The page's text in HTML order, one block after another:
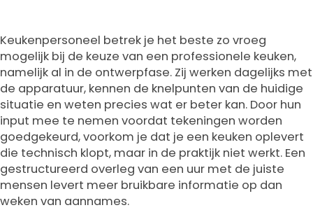
Keukenpersoneel betrek je het beste zo vroeg
mogelijk bij de keuze van een professionele keuken,
namelijk al in de ontwerpfase. Zij werken dagelijks met
de apparatuur, kennen de knelpunten van de huidige
situatie en weten precies wat er beter kan. Door hun
input mee te nemen voordat tekeningen worden
goedgekeurd, voorkom je dat je een keuken oplevert
die technisch klopt, maar in de praktijk niet werkt. Een
gestructureerd overleg van een uur met de juiste
mensen levert meer bruikbare informatie op dan
weken van aannames.